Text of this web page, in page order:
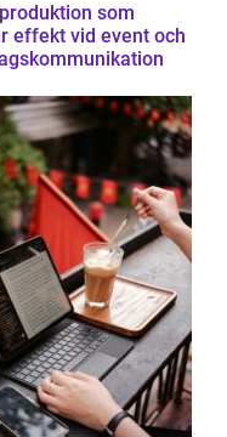
som
effekt vid event och